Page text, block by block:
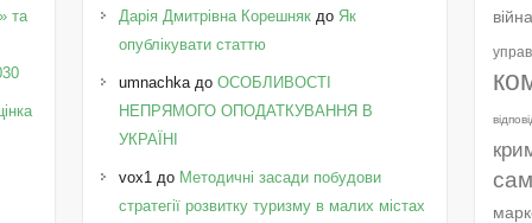
та
Дарія Дмитрівна Корешняк до Як
опублікувати статтю
umnachkaдоОСОБЛИВОСТІ
НЕПРЯМОГО ОПОДАТКУВАННЯ В
УКРАЇНІ
vox1 до Методичні засади побудови
стратегії розвитку туризму в малих містах
війна